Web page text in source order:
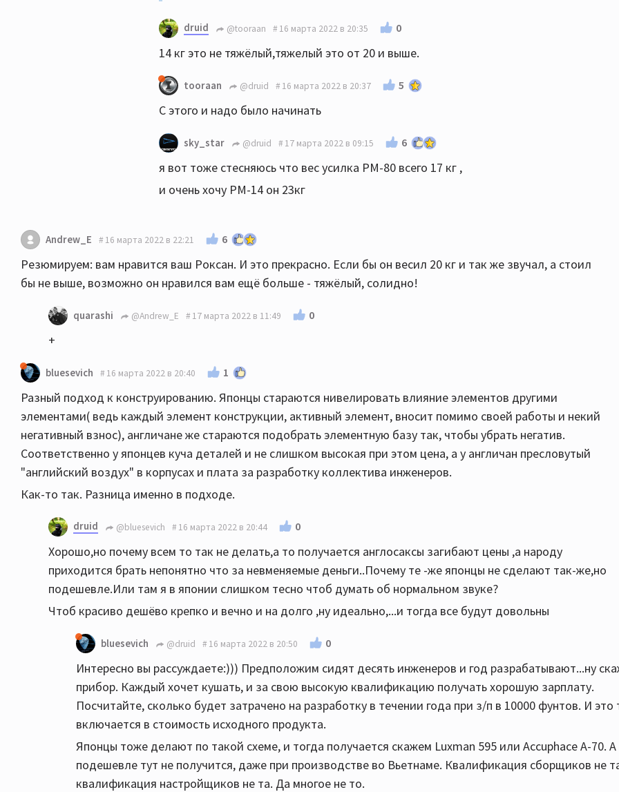
druid @tooraan 16 марта 2022 в 20:35 0
14 кг это не тяжёлый,тяжелый это от 20 и выше.
tooraan @druid 16 марта 2022 в 20:37 5
С этого и надо было начинать
sky_star @druid 17 марта 2022 в 09:15 6
я вот тоже стесняюсь что вес усилка PM-80 всего 17 кг ,
и очень хочу PM-14 он 23кг
Andrew_E 16 марта 2022 в 22:21 6
Резюмируем: вам нравится ваш Роксан. И это прекрасно. Если бы он весил 20 кг и так же звучал, а стоил
бы не выше, возможно он нравился вам ещё больше - тяжёлый, солидно!
quarashi @Andrew_E 17 марта 2022 в 11:49 0
+
bluesevich 16 марта 2022 в 20:40 1
Разный подход к конструированию. Японцы стараются нивелировать влияние элементов другими
элементами( ведь каждый элемент конструкции, активный элемент, вносит помимо своей работы и некий
негативный взнос), англичане же стараются подобрать элементную базу так, чтобы убрать негатив.
Соответственно у японцев куча деталей и не слишком высокая при этом цена, а у англичан пресловутый
"английский воздух" в корпусах и плата за разработку коллектива инженеров.
Как-то так. Разница именно в подходе.
druid @bluesevich 16 марта 2022 в 20:44 0
Хорошо,но почему всем то так не делать,а то получается англосаксы загибают цены ,а народу
приходится брать непонятно что за невменяемые деньги..Почему те -же японцы не сделают так-же,но
подешевле.Или там я в японии слишком тесно чтоб думать об нормальном звуке?
Чтоб красиво дешёво крепко и вечно и на долго ,ну идеально,...и тогда все будут довольны
bluesevich @druid 16 марта 2022 в 20:50 0
Интересно вы рассуждаете:))) Предположим сидят десять инженеров и год разрабатывают...ну
прибор. Каждый хочет кушать, и за свою высокую квалификацию получать хорошую зарплату.
Посчитайте, сколько будет затрачено на разработку в течении года при з/п в 10000 фунтов. И это
включается в стоимость исходного продукта.
Японцы тоже делают по такой схеме, и тогда получается скажем Luxman 595 или Accuphace А-70. А
подешевле тут не получится, даже при производстве во Вьетнаме. Квалификация сборщиков не
квалификация настройщиков не та. Да многое не то.